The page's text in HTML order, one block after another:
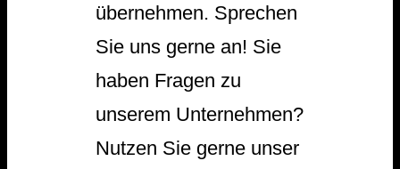
übernehmen. Sprechen
Sie uns gerne an! Sie
haben Fragen zu
unserem Unternehmen?
Nutzen Sie gerne unser